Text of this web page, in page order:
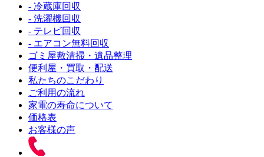
- 冷蔵庫回収
- 洗濯機回収
- テレビ回収
- エアコン無料回収
ゴミ屋敷清掃・遺品整理
便利屋・買取・配送
私たちのこだわり
ご利用の流れ
家電の寿命について
価格表
お客様の声